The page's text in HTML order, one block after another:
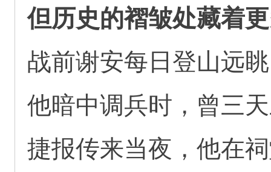
但历史的褶皱处藏着
战前谢安每日登山远
他暗中调兵时，曾三
捷报传来当夜，他在